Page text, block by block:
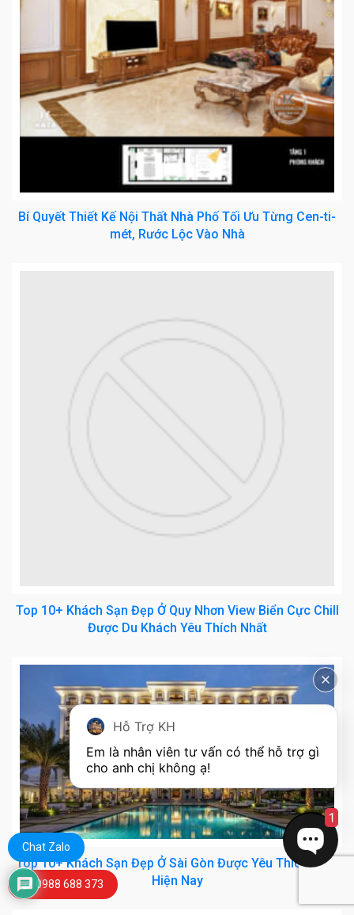
Bí Quyết Thiết Kế Nội Thất Nhà Phố Tối Ưu Từng Cen-ti-
mét, Rước Lộc Vào Nhà
Top 10+ Khách Sạn Đẹp Ở Quy Nhơn View Biển Cực Chill
Được Du Khách Yêu Thích Nhất
Top 10+ Khách Sạn Đẹp Ở Sài Gòn Được Yêu Thích Nhất
Hiện Nay
Chat Zalo
0988 688 373
Hỗ Trợ KH
Em là nhân viên tư vấn có thể hỗ trợ gì
cho anh chị không ạ!
1